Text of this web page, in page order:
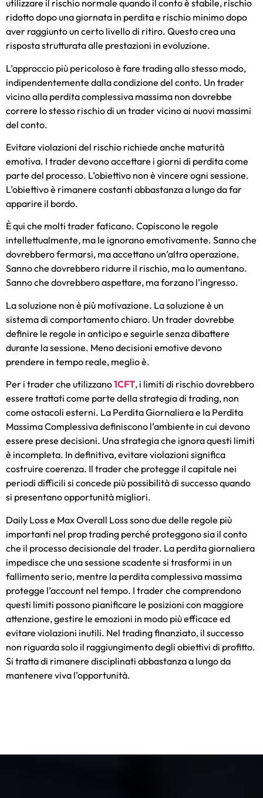
utilizzare il rischio normale quando il conto è stabile, rischio
ridotto dopo una giornata in perdita e rischio minimo dopo
aver raggiunto un certo livello di ritiro. Questo crea una
risposta strutturata alle prestazioni in evoluzione.
L’approccio più pericoloso è fare trading allo stesso modo,
indipendentemente dalla condizione del conto. Un trader
vicino alla perdita complessiva massima non dovrebbe
correre lo stesso rischio di un trader vicino ai nuovi massimi
del conto.
Evitare violazioni del rischio richiede anche maturità
emotiva. I trader devono accettare i giorni di perdita come
parte del processo. L’obiettivo non è vincere ogni sessione.
L’obiettivo è rimanere costanti abbastanza a lungo da far
apparire il bordo.
È qui che molti trader faticano. Capiscono le regole
intellettualmente, ma le ignorano emotivamente. Sanno che
dovrebbero fermarsi, ma accettano un’altra operazione.
Sanno che dovrebbero ridurre il rischio, ma lo aumentano.
Sanno che dovrebbero aspettare, ma forzano l’ingresso.
La soluzione non è più motivazione. La soluzione è un
sistema di comportamento chiaro. Un trader dovrebbe
definire le regole in anticipo e seguirle senza dibattere
durante la sessione. Meno decisioni emotive devono
prendere in tempo reale, meglio è.
Per i trader che utilizzano1CFT, i limiti di rischio dovrebbero
essere trattati come parte della strategia di trading, non
come ostacoli esterni. La Perdita Giornaliera e la Perdita
Massima Complessiva definiscono l’ambiente in cui devono
essere prese decisioni. Una strategia che ignora questi limiti
è incompleta. In definitiva, evitare violazioni significa
costruire coerenza. Il trader che protegge il capitale nei
periodi difficili si concede più possibilità di successo quando
si presentano opportunità migliori.
Daily Loss e Max Overall Loss sono due delle regole più
importanti nel prop trading perché proteggono sia il conto
che il processo decisionale del trader. La perdita giornaliera
impedisce che una sessione scadente si trasformi in un
fallimento serio, mentre la perdita complessiva massima
protegge l’account nel tempo. I trader che comprendono
questi limiti possono pianificare le posizioni con maggiore
attenzione, gestire le emozioni in modo più efficace ed
evitare violazioni inutili. Nel trading finanziato, il successo
non riguarda solo il raggiungimento degli obiettivi di profitto.
Si tratta di rimanere disciplinati abbastanza a lungo da
mantenere viva l’opportunità.